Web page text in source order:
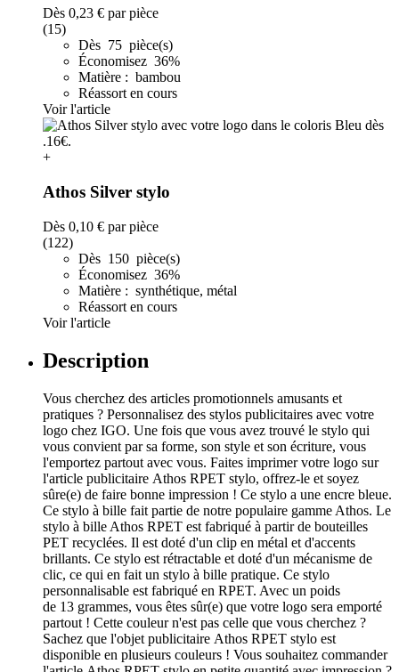
Dès 0,23 € par pièce
(15)
Dès 75 pièce(s)
Économisez 36%
Matière : bambou
Réassort en cours
Voir l'article
+
Athos Silver stylo
Dès 0,10 € par pièce
(122)
Dès 150 pièce(s)
Économisez 36%
Matière : synthétique, métal
Réassort en cours
Voir l'article
Description
Vous cherchez des articles promotionnels amusants et
pratiques ? Personnalisez des stylos publicitaires avec votre
logo chez IGO. Une fois que vous avez trouvé le stylo qui
vous convient par sa forme, son style et son écriture, vous
l'emportez partout avec vous. Faites imprimer votre logo sur
l'article publicitaire Athos RPET stylo, offrez-le et soyez
sûre(e) de faire bonne impression ! Ce stylo a une encre bleue.
Ce stylo à bille fait partie de notre populaire gamme Athos. Le
stylo à bille Athos RPET est fabriqué à partir de bouteilles
PET recyclées. Il est doté d'un clip en métal et d'accents
brillants. Ce stylo est rétractable et doté d'un mécanisme de
clic, ce qui en fait un stylo à bille pratique. Ce stylo
personnalisable est fabriqué en RPET. Avec un poids
de 13 grammes, vous êtes sûr(e) que votre logo sera emporté
partout ! Cette couleur n'est pas celle que vous cherchez ?
Sachez que l'objet publicitaire Athos RPET stylo est
disponible en plusieurs couleurs ! Vous souhaitez commander